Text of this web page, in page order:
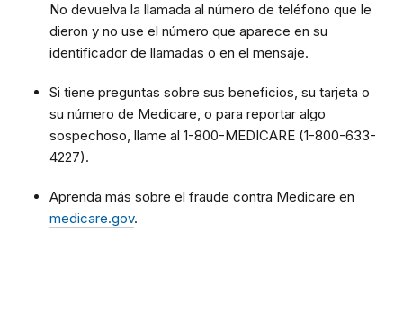
No devuelva la llamada al número de teléfono que le
dieron y no use el número que aparece en su
identificador de llamadas o en el mensaje.
Si tiene preguntas sobre sus beneficios, su tarjeta o
su número de Medicare, o para reportar algo
sospechoso, llame al 1-800-MEDICARE (1-800-633-
4227).
Aprenda más sobre el fraude contra Medicare en
medicare.gov.